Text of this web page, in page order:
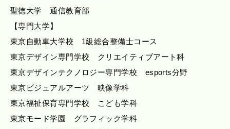
聖徳大学 通信教育部
【専門大学】
東京自動車大学校 1級総合整備士コース
東京デザイン専門学校 クリエイティブアート科
東京デザインテクノロジー専門学校 esports分野
東京ビジュアルアーツ 映像学科
東京福祉保育専門学校 こども学科
東京モード学園 グラフィック学科